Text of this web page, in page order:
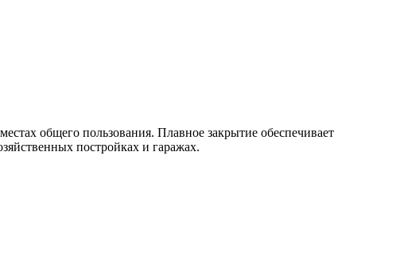
общего пользования. Плавное закрытие обеспечивает
постройках и гаражах.